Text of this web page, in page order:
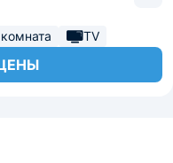
TV